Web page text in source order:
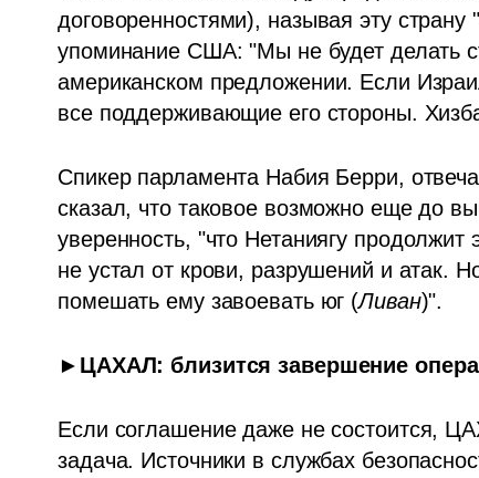
договоренностями), называя эту
упоминание США: "Мы не будет делать
американском предложении. Если
все поддерживающие его стороны.
Спикер парламента Набия Берри,
сказал, что таковое возможно еще до
уверенность, "что Нетаниягу продолжит
не устал от крови, разрушений и атак.
помешать ему завоевать юг (Ливан)".
►ЦАХАЛ: близится завершение
Если соглашение даже не состоится,
задача. Источники в службах